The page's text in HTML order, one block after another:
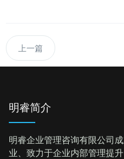
上一篇
明睿简介
明睿企业管理咨询有限公司
业、致力于企业内部管理提